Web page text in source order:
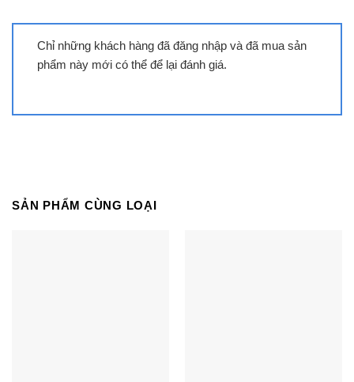
Bếp từ đôi Spelier SPM-958LT
Chỉ những khách hàng đã đăng nhập và đã mua sản
phẩm này mới có thể để lại đánh giá.
SẢN PHẨM CÙNG LOẠI